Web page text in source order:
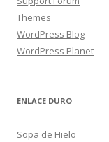
Themes
WordPress Blog
WordPress Planet
ENLACE DURO
Sopa de Hielo